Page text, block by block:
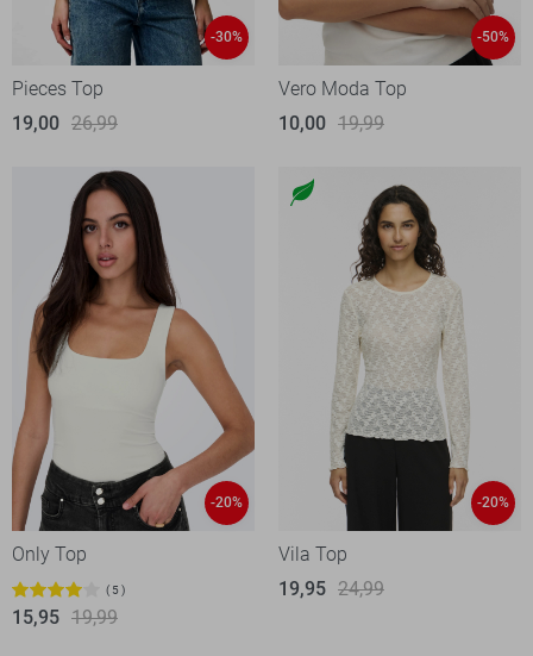
-30%
Pieces Top
19,00 26,99
-50%
Vero Moda Top
10,00 19,99
-20%
Only Top
5
15,95 19,99
-20%
Vila Top
19,95 24,99